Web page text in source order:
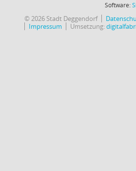
Software:
© 2026 Stadt Deggendorf
Impressum
Umsetzung: